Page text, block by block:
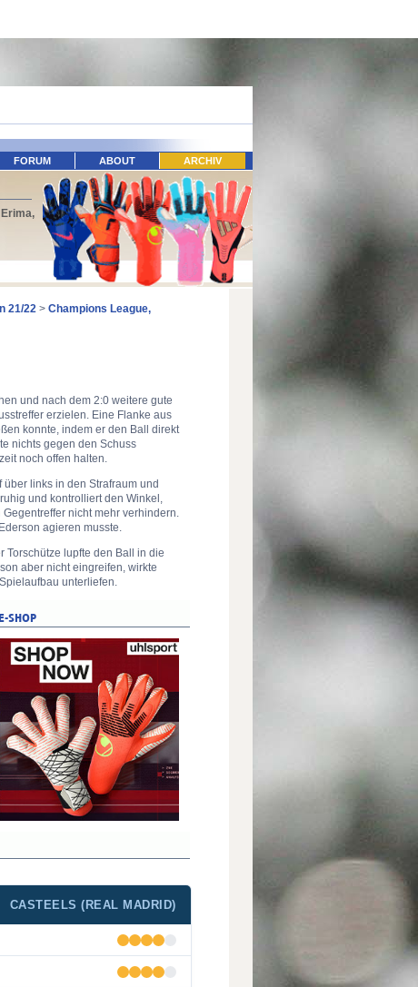
FORUM ABOUT ARCHIV
21/22 > Champions League,
und nach dem 2:0 weitere gute
erzielen. Eine Flanke aus
konnte, indem er den Ball direkt
nichts gegen den Schuss
noch offen halten.
links in den Strafraum und
und kontrolliert den Winkel,
nicht mehr verhindern.
agieren musste.
Torschütze lupfte den Ball in die
aber nicht eingreifen, wirkte
unterliefen.
CASTEELS (REAL MADRID)